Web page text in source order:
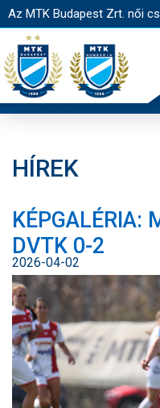
Az MTK Budapest Zrt. női
HÍREK
KÉPGALÉRIA:
DVTK 0-2
2026-04-02